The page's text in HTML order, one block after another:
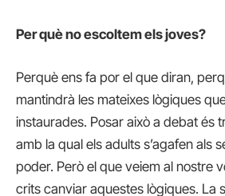
Per què no escoltem els joves?
Perquè ens fa por el que diran,
mantindrà les mateixes lògiques
instaurades. Posar això a debat és
amb la qual els adults s’agafen als
poder. Però el que veiem al nostre
crits canviar aquestes lògiques. La